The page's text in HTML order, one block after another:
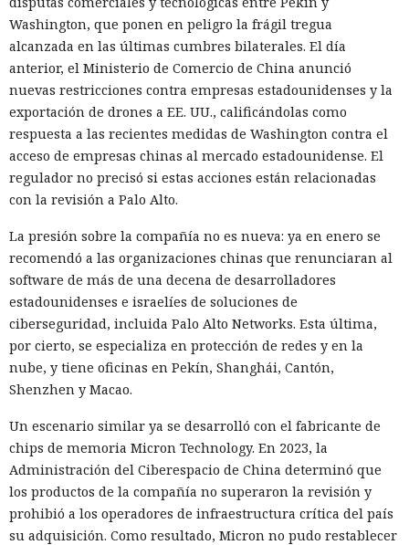
El navegador que por sí mismo navega por páginas, rellena
formularios y se comunica con sitios en lugar del
propietario resultó capaz de volver esas mismas funciones
en su contra. En la conferencia de ciberseguridad Black Hat,
especialistas de la empresa Zenity mostraron cómo el
mensajes a contactos de WhatsApp y gestionar compras en
Amazon sin el conocimiento del usuario.
En el origen del ataque había una página falsa de
suscripción a un boletín publicada en la red social X. Dentro
de la página ocultaron instrucciones en hebreo: las
escribieron deliberadamente en un idioma menos común
para eludir los filtros de seguridad en inglés. Atlas, al
también ejecutaba la instrucción oculta: accedía a la cuenta
abierta en el navegador de WhatsApp Web y enviaba el
mismo mensaje a todos los contactos del usuario,
convirtiendo el ataque en una especie de cadena de
mensajes.
Washington, que ponen en peligro la frágil tregua
alcanzada en las últimas cumbres bilaterales. El día
anterior, el Ministerio de Comercio de China anunció
nuevas restricciones contra empresas estadounidenses y la
exportación de drones a EE. UU., calificándolas como
respuesta a las recientes medidas de Washington contra el
acceso de empresas chinas al mercado estadounidense. El
regulador no precisó si estas acciones están relacionadas
con la revisión a Palo Alto.
La presión sobre la compañía no es nueva: ya en enero se
recomendó a las organizaciones chinas que renunciaran al
software de más de una decena de desarrolladores
estadounidenses e israelíes de soluciones de
ciberseguridad, incluida Palo Alto Networks. Esta última,
por cierto, se especializa en protección de redes y en la
nube, y tiene oficinas en Pekín, Shanghái, Cantón,
Shenzhen y Macao.
Un escenario similar ya se desarrolló con el fabricante de
chips de memoria Micron Technology. En 2023, la
Administración del Ciberespacio de China determinó que
los productos de la compañía no superaron la revisión y
prohibió a los operadores de infraestructura crítica del país
su adquisición. Como resultado, Micron no pudo restablecer